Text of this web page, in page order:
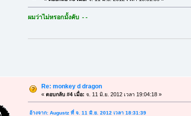
ผมว่าไม่หรอกมั้งคับ - -
Re: monkey d dragon
«ตอบกลับ #4 เมื่อ: จ. 11 มิ.ย. 2012 เวลา 19:04:18 »
อ้างจาก: Augustz ที่ จ. 11 มิ.ย. 2012 เวลา 18:31:39